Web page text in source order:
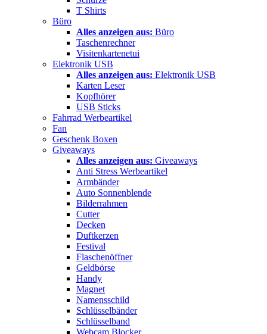
T Shirts
Büro
Alles anzeigen aus: Büro
Taschenrechner
Visitenkartenetui
Elektronik USB
Alles anzeigen aus: Elektronik USB
Karten Leser
Kopfhörer
USB Sticks
Fahrrad Werbeartikel
Fan
Geschenk Boxen
Giveaways
Alles anzeigen aus: Giveaways
Anti Stress Werbeartikel
Armbänder
Auto Sonnenblende
Bilderrahmen
Cutter
Decken
Duftkerzen
Festival
Flaschenöffner
Geldbörse
Handy
Magnet
Namensschild
Schlüsselbänder
Schlüsselband
Webcam Blocker